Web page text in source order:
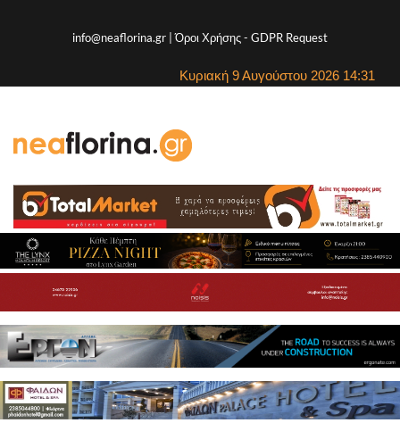
info@neaflorina.gr |Όροι Χρήσης- GDPR Request
Κυριακή 9 Αυγούστου 2026 14:31